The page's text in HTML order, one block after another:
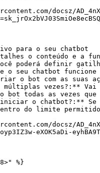
docsz/
para o seu chatbot
o conteúdo e a
poderá definir
seu chatbot
o bot com as suas
múltiplas vezes?:** Vai
o chatbot?:**
do limite
docsz/
%}